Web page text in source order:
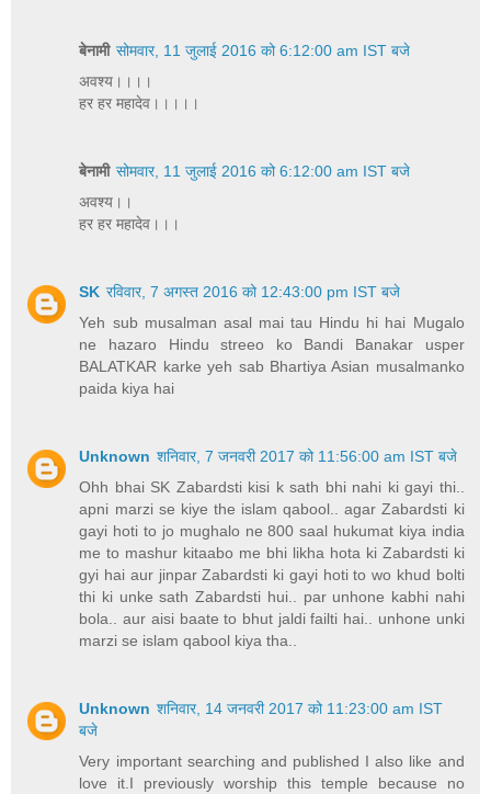
बेनामी सोमवार, 11 जुलाई 2016 को 6:12:00 am IST बजे
अवश्य।।।।
हर हर महादेव।।।।।
बेनामी सोमवार, 11 जुलाई 2016 को 6:12:00 am IST बजे
अवश्य।।
हर हर महादेव।।।
SK रविवार, 7 अगस्त 2016 को 12:43:00 pm IST बजे
Yeh sub musalman asal mai tau Hindu hi hai Mugalo
ne hazaro Hindu streeo ko Bandi Banakar usper
BALATKAR karke yeh sab Bhartiya Asian musalmanko
paida kiya hai
Unknown शनिवार, 7 जनवरी 2017 को 11:56:00 am IST बजे
Ohh bhai SK Zabardsti kisi k sath bhi nahi ki gayi thi..
apni marzi se kiye the islam qabool.. agar Zabardsti ki
gayi hoti to jo mughalo ne 800 saal hukumat kiya india
me to mashur kitaabo me bhi likha hota ki Zabardsti ki
gyi hai aur jinpar Zabardsti ki gayi hoti to wo khud bolti
thi ki unke sath Zabardsti hui.. par unhone kabhi nahi
bola.. aur aisi baate to bhut jaldi failti hai.. unhone unki
marzi se islam qabool kiya tha..
Unknown शनिवार, 14 जनवरी 2017 को 11:23:00 am IST
बजे
Very important searching and published I also like and
love it.I previously worship this temple because no